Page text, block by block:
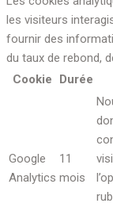
les visiteurs
fournir des
du taux de rebond,
Cookie
Durée
Google
Analytics
11
mois